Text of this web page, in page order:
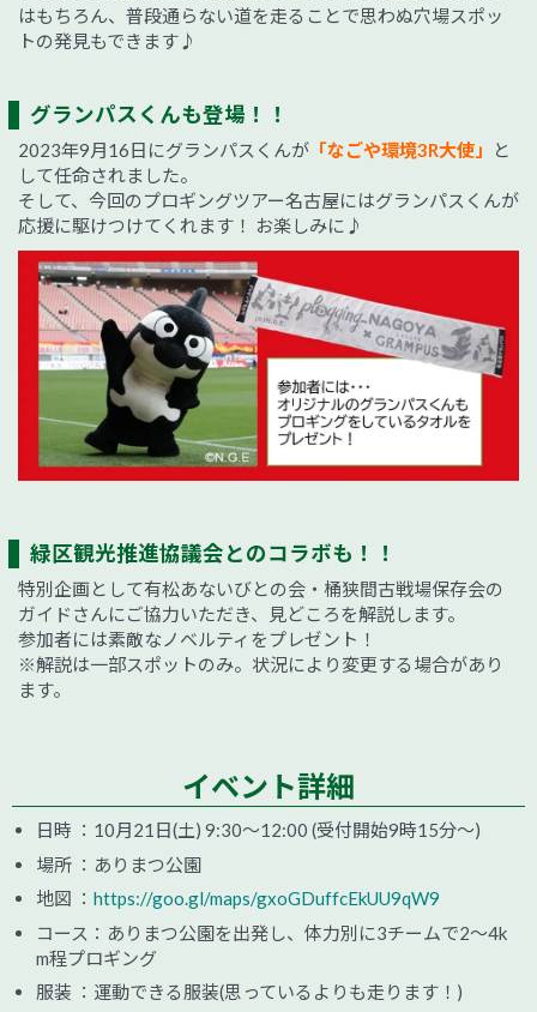
はもちろん、普段通らない道を走ることで思わぬ穴場スポッ
トの発見もできます♪
グランパスくんも登場！！
2023年9月16日にグランパスくんが 「なごや環境3R大使」
と
して任命されました。
そして、今回のプロギングツアー名古屋にはグランパスくんが
応援に駆けつけてくれます！ お楽しみに♪
緑区観光推進協議会とのコラボも！！
特別企画として有松あないびとの会・桶狭間古戦場保存会の
ガイドさんにご協力いただき、見どころを解説します。
参加者には素敵なノベルティをプレゼント！
※解説は一部スポットのみ。状況により変更する場合があり
ます。
イベント詳細
日時 ：10月21日(土) 9:30～12:00 (受付開始9時15分～)
場所 ：ありまつ公園
地図 ： https://goo.gl/maps/gxoGDuffcEkUU9qW9
コース：ありまつ公園を出発し、体力別に3チームで2～4k
m程プロギング
服装 ：運動できる服装(思っているよりも走ります！)